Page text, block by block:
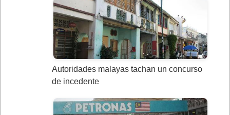
Autoridades malayas tachan un concurso
de incedente